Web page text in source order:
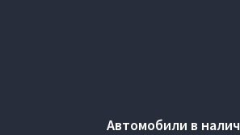
Автомобили в